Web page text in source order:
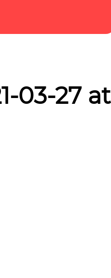
03-27 at